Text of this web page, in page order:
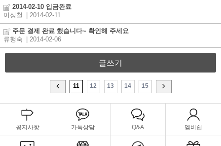
2014-02-10 입금완료
이성철
| 2014-02-11
주문 결제 완료 했습니다~ 확인해 주세요
류행숙
| 2014-02-06
글쓰기
11 12 13 14 15
공지사항 카톡상담 Q&A 멤버쉽